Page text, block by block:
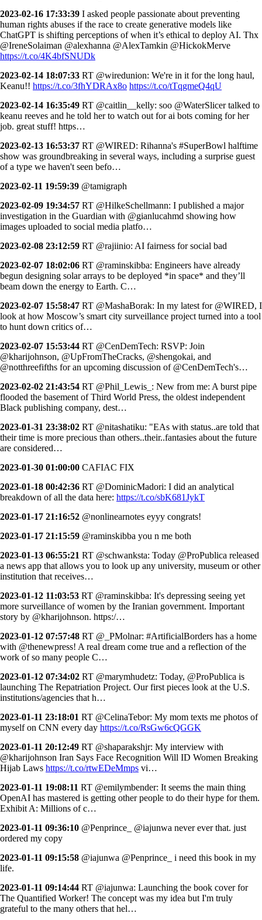
2023-02-16 17:33:39 I asked people passionate about preventing
human rights abuses if the race to create generative models like
ChatGPT is shifting perceptions of when it’s ethical to deploy AI. Thx
@IreneSolaiman @alexhanna @AlexTamkin @HickokMerve
https://t.co/4K4bfSNUDk
2023-02-14 18:07:33 RT @wiredunion: We're in it for the long haul,
Keanu!! https://t.co/3fhYDRAx8o https://t.co/tTqgmeQ4qU
2023-02-14 16:35:49 RT @caitlin__kelly: soo @WaterSlicer talked to
keanu reeves and he told her to watch out for ai bots coming for her
job. great stuff! https…
2023-02-13 16:53:37 RT @WIRED: Rihanna's #SuperBowl halftime
show was groundbreaking in several ways, including a surprise guest
of a type we haven't seen befo…
2023-02-11 19:59:39 @tamigraph
2023-02-09 19:34:57 RT @HilkeSchellmann: I published a major
investigation in the Guardian with @gianlucahmd showing how
images uploaded to social media platfo…
2023-02-08 23:12:59 RT @rajiinio: AI fairness for social bad
2023-02-07 18:02:06 RT @raminskibba: Engineers have already
begun designing solar arrays to be deployed *in space* and they’ll
beam down the energy to Earth. C…
2023-02-07 15:58:47 RT @MashaBorak: In my latest for @WIRED, I
look at how Moscow’s smart city surveillance project turned into a tool
to hunt down critics of…
2023-02-07 15:53:44 RT @CenDemTech: RSVP: Join
@kharijohnson, @UpFromTheCracks, @shengokai, and
@notthreefifths for an upcoming discussion of @CenDemTech's…
2023-02-02 21:43:54 RT @Phil_Lewis_: New from me: A burst pipe
flooded the basement of Third World Press, the oldest independent
Black publishing company, dest…
2023-01-31 23:38:02 RT @nitashatiku: "EAs with status..are told that
their time is more precious than others..their..fantasies about the future
are considered…
2023-01-30 01:00:00 CAFIAC FIX
2023-01-18 00:42:36 RT @DominicMadori: I did an analytical
breakdown of all the data here: https://t.co/sbK681JykT
2023-01-17 21:16:52 @nonlinearnotes eyyy congrats!
2023-01-17 21:15:59 @raminskibba you n me both
2023-01-13 06:55:21 RT @schwanksta: Today @ProPublica released
a news app that allows you to look up any university, museum or other
institution that receives…
2023-01-12 11:03:53 RT @raminskibba: It's depressing seeing yet
more surveillance of women by the Iranian government. Important
story by @kharijohnson. https:/…
2023-01-12 07:57:48 RT @_PMolnar: #ArtificialBorders has a home
with @thenewpress! A real dream come true and a reflection of the
work of so many people C…
2023-01-12 07:34:02 RT @marymhudetz: Today, @ProPublica is
launching The Repatriation Project. Our first pieces look at the U.S.
institutions/agencies that h…
2023-01-11 23:18:01 RT @CelinaTebor: My mom texts me photos of
myself on CNN every day https://t.co/RsGw6cQGGK
2023-01-11 20:12:49 RT @shaparakshjr: My interview with
@kharijohnson Iran Says Face Recognition Will ID Women Breaking
Hijab Laws https://t.co/rtwEDeMmps vi…
2023-01-11 19:08:11 RT @emilymbender: It seems the main thing
OpenAI has mastered is getting other people to do their hype for them.
Exhibit A: Millions of c…
2023-01-11 09:36:10 @Penprince_ @iajunwa never ever that. just
ordered my copy
2023-01-11 09:15:58 @iajunwa @Penprince_ i need this book in my
life.
2023-01-11 09:14:44 RT @iajunwa: Launching the book cover for
The Quantified Worker! The concept was my idea but I'm truly
grateful to the many others that hel…